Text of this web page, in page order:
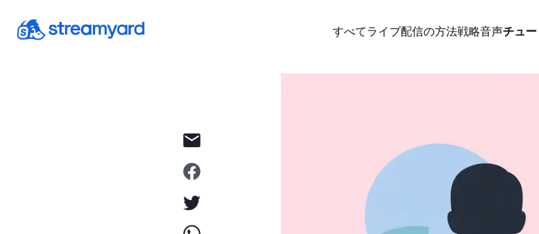
すべてライブ配信の方法戦略音声チュ